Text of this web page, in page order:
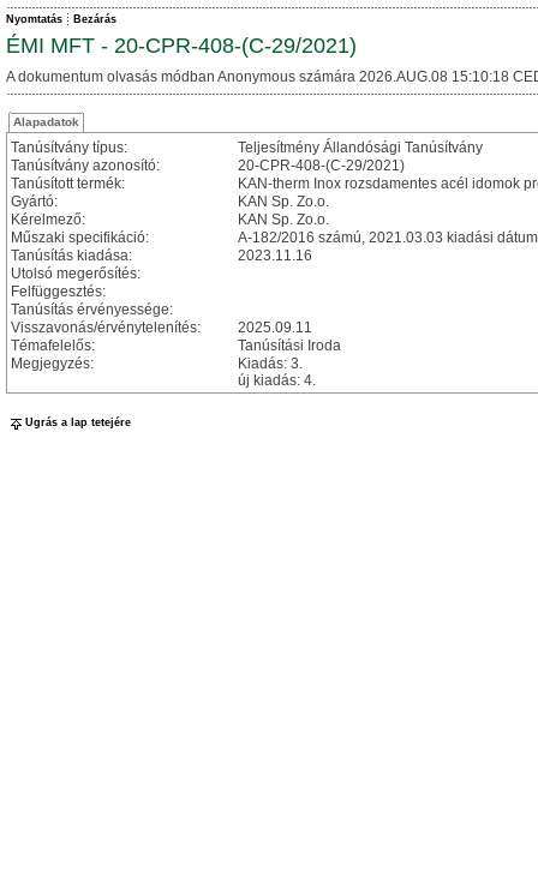
Nyomtatás Bezárás
ÉMI MFT - 20-CPR-408-(C-29/2021)
A dokumentum olvasás módban Anonymous számára 2026.AUG.08 15:10:18
Alapadatok
Tanúsítvány típus:
Teljesítmény Állandósági Tanúsítvány
Tanúsítvány azonosító:
20-CPR-408-(C-29/2021)
Tanúsított termék:
KAN-therm Inox rozsdamentes acél idomok
Gyártó:
KAN Sp. Zo.o.
Kérelmező:
KAN Sp. Zo.o.
Műszaki specifikáció:
A-182/2016 számú, 2021.03.03 kiadási
Tanúsítás kiadása:
2023.11.16
Utolsó megerősítés:
Felfüggesztés:
Tanúsítás érvényessége:
Visszavonás/érvénytelenítés:
2025.09.11
Témafelelős:
Tanúsítási Iroda
Megjegyzés:
Kiadás: 3.
új kiadás: 4.
Ugrás a lap tetejére